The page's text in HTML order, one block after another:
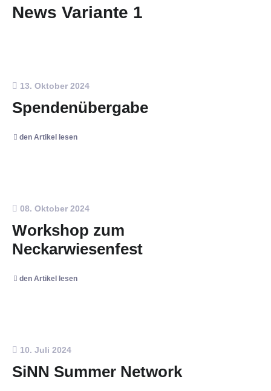
News Variante 1
13. Oktober 2024
Spendenübergabe
den Artikel lesen
08. Oktober 2024
Workshop zum
Neckarwiesenfest
den Artikel lesen
10. Juli 2024
SiNN Summer Network